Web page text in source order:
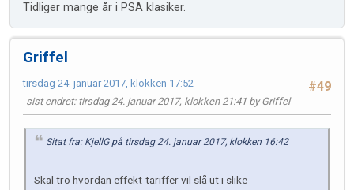
Tidliger mange år i PSA klasiker.
Griffel
#49
tirsdag 24. januar 2017, klokken 17:52
sist endret: tirsdag 24. januar 2017, klokken 21:41 by Griffel
Sitat fra: KjellG på tirsdag 24. januar 2017, klokken 16:42
Skal tro hvordan effekt-tariffer vil slå ut i slike